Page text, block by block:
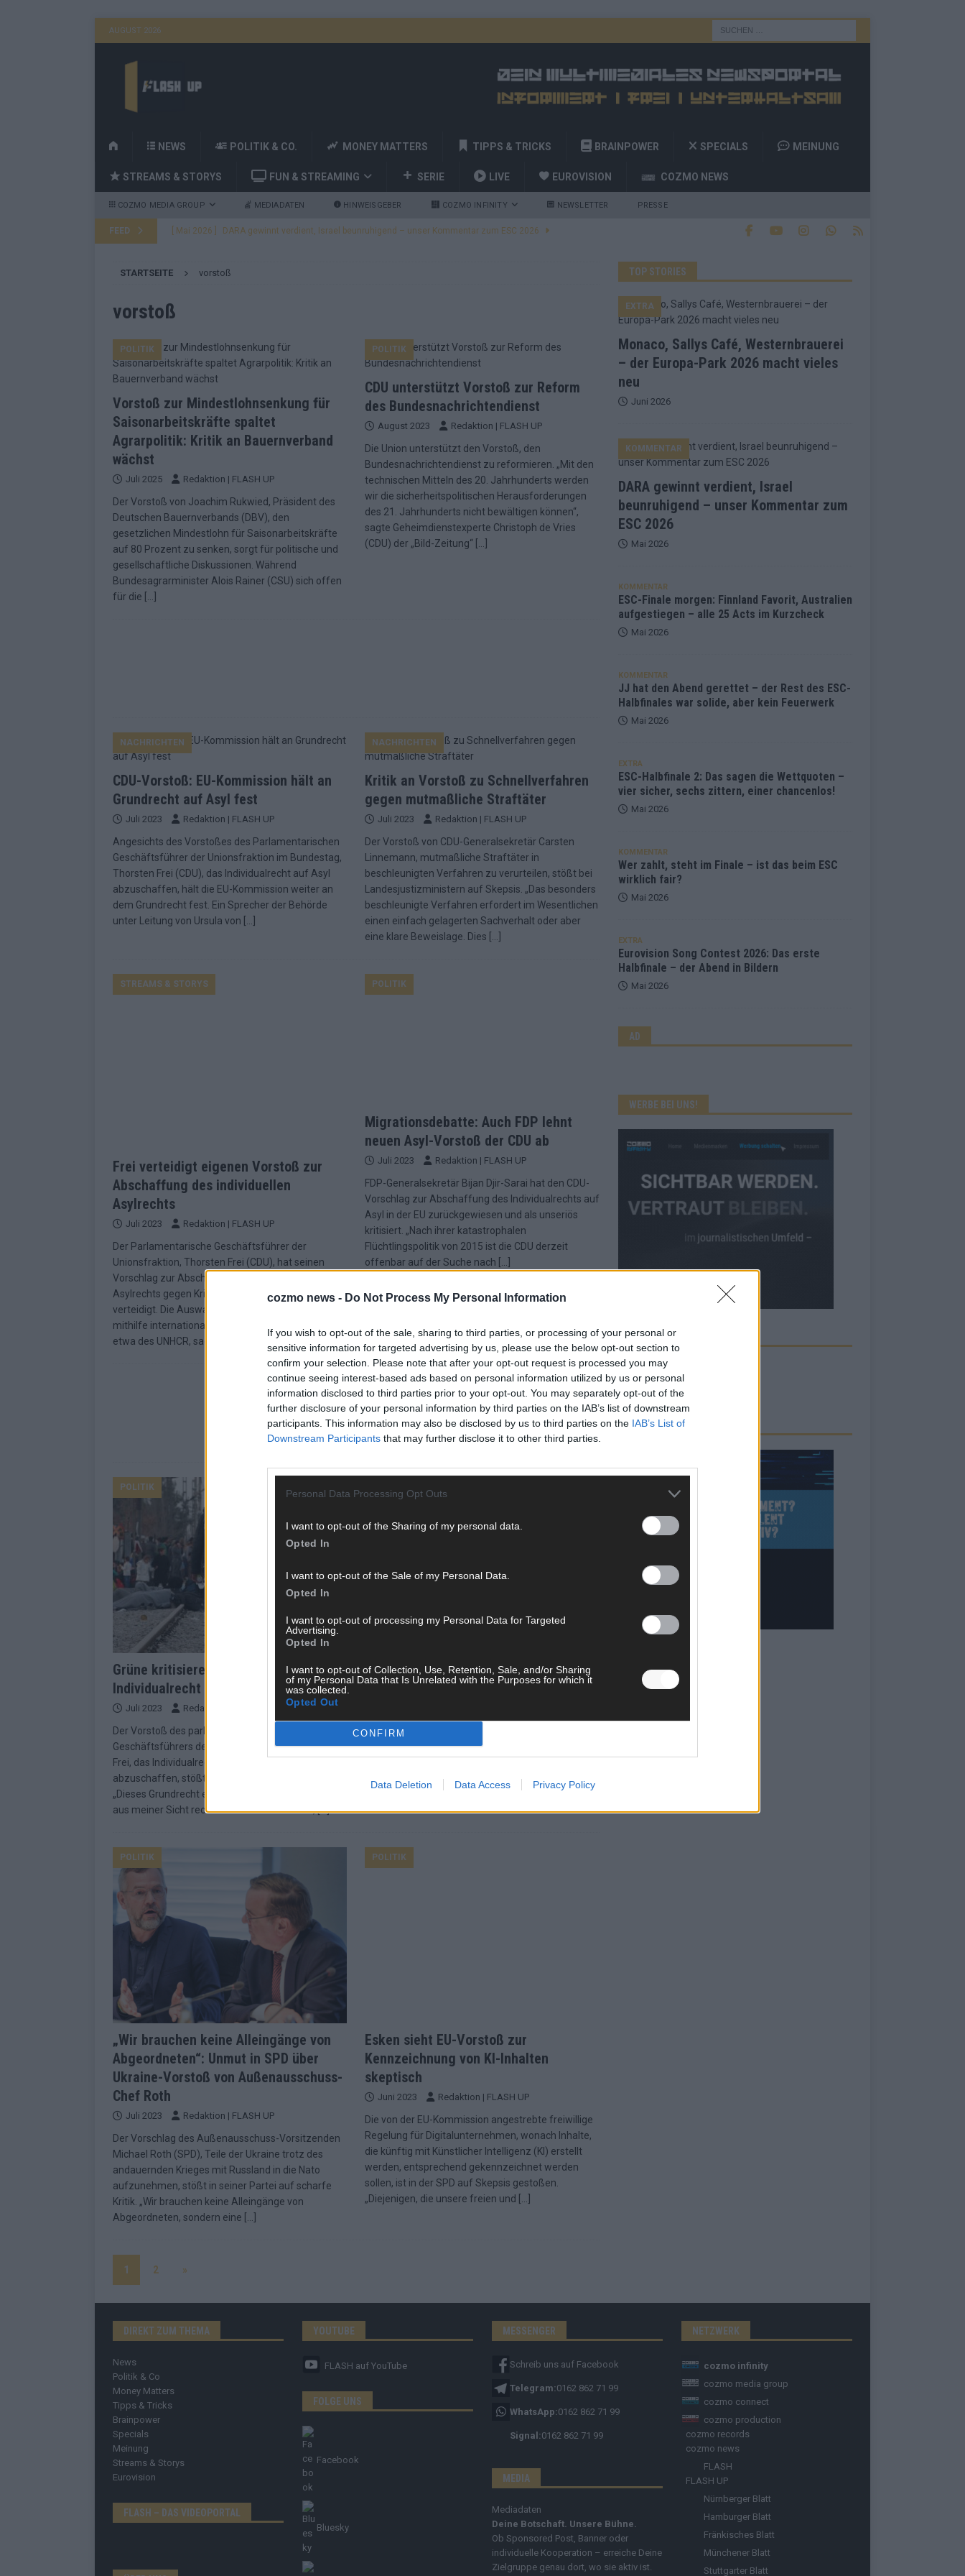
cozmo news - Do Not Process My Personal Information
If you wish to opt-out of the sale, sharing to third parties, or processing of your personal or
sensitive information for targeted advertising by us, please use the below opt-out section to
confirm your selection. Please note that after your opt-out request is processed you may
continue seeing interest-based ads based on personal information utilized by us or personal
information disclosed to third parties prior to your opt-out. You may separately opt-out of the
further disclosure of your personal information by third parties on the IAB’s list of downstream
participants. This information may also be disclosed by us to third parties on the IAB’s List of
Downstream Participants that may further disclose it to other third parties.
Personal Data Processing Opt Outs
I want to opt-out of the Sharing of my personal data.
Opted In
I want to opt-out of the Sale of my Personal Data.
Opted In
I want to opt-out of processing my Personal Data for Targeted
Advertising.
Opted In
I want to opt-out of Collection, Use, Retention, Sale, and/or Sharing
of my Personal Data that Is Unrelated with the Purposes for which it
was collected.
Opted Out
CONFIRM
Data Deletion Data Access Privacy Policy
AUGUST 2026
H
M
E
NEWS POLITIK & CO. MONEY MATTERS TIPPS & TRICKS BRAINPOWER SPECIALS MEINUNG
STREAMS & STORYS FUN & STREAMING SERIE LIVE EUROVISION COZMO NEWS
COZMO MEDIA GROUP MEDIADATEN HINWEISGEBER COZMO INFINITY NEWSLETTER PRESSE
FEED [ Mai 2026 ] DARA gewinnt den ESC – Bulgarien jubelt, Israel sorgt für Diskussionen, Deutschland geht
[ Mai 2026 ]
[ Mai 2026 ] ESC-Finale morgen: Finnland Favorit, Australien aufgestiegen – alle 25 Acts im Kurzcheck
KOMMENTAR
[ Mai 2026 ] „Douze Points“ – wie eine Zahl zur Ikone wurde: 70 Jahre ESC-Wertungsgeschichte!
EUROVISION
Das ESC-Finale ist komplett – 26 Länder wollen den Sieg in Wien EUROVISION
[ Mai 2026 ] JJ hat den Abend gerettet – der Rest des ESC-Halbfinales war solide, aber kein Feuerwerk
KOMMENTAR
[ Mai 2026 ] ESC-Halbfinale 2: Das sagen die Wettquoten – vier sicher, sechs zittern, einer chancenlos!
EXTRA
STARTSEITE vorstoß
vorstoß
POLITIK
Vorstoß zur Mindestlohnsenkung für
Saisonarbeitskräfte spaltet
Agrarpolitik: Kritik an Bauernverband
wächst
Juli 2025 Redaktion | FLASH UP
Der Vorstoß von Joachim Rukwied, Präsident des
Deutschen Bauernverbands (DBV), den
gesetzlichen Mindestlohn für Saisonarbeitskräfte
auf 80 Prozent zu senken, sorgt für politische und
gesellschaftliche Diskussionen. Während
Bundesagrarminister Alois Rainer (CSU) sich offen
für die
POLITIK
CDU unterstützt Vorstoß zur Reform
des Bundesnachrichtendienst
August 2023 Redaktion | FLASH UP
Die Union unterstützt den Vorstoß, den
Bundesnachrichtendienst zu reformieren. „Mit den
technischen Mitteln des 20. Jahrhunderts werden
wir die sicherheitspolitischen Herausforderungen
des 21. Jahrhunderts nicht bewältigen können“,
sagte Geheimdienstexperte Christoph de Vries
(CDU) der „Bild-Zeitung“
NACHRICHTEN
CDU-Vorstoß: EU-Kommission hält an
Grundrecht auf Asyl fest
Juli 2023 Redaktion | FLASH UP
Angesichts des Vorstoßes des Parlamentarischen
Geschäftsführer der Unionsfraktion im Bundestag,
Thorsten Frei (CDU), das Individualrecht auf Asyl
abzuschaffen, hält die EU-Kommission weiter an
dem Grundrecht fest. Ein Sprecher der Behörde
unter Leitung von Ursula von
NACHRICHTEN
Kritik an Vorstoß zu Schnellverfahren
gegen mutmaßliche Straftäter
Juli 2023 Redaktion | FLASH UP
Der Vorstoß von CDU-Generalsekretär Carsten
Linnemann, mutmaßliche Straftäter in
beschleunigten Verfahren zu verurteilen, stößt bei
Landesjustizministern auf Skepsis. „Das besonders
beschleunigte Verfahren erfordert im Wesentlichen
einen einfach gelagerten Sachverhalt oder aber
eine klare Beweislage. Dies
STREAMS & STORYS
Frei verteidigt eigenen Vorstoß zur
Abschaffung des individuellen
Asylrechts
Juli 2023 Redaktion | FLASH UP
Der Parlamentarische Geschäftsführer der
Unionsfraktion, Thorsten Frei (CDU), hat seinen
Vorschlag zur Abschaffung des individuellen
Asylrechts gegen Kritik aus den Ampelparteien
verteidigt. Die Auswahl Schutzbedürftiger müsste
mithilfe internationaler Institutionen geschehen,
etwa des UNHCR, sagte Frei
POLITIK
Migrationsdebatte: Auch FDP lehnt
neuen Asyl-Vorstoß der CDU ab
Juli 2023 Redaktion | FLASH UP
FDP-Generalsekretär Bijan Djir-Sarai hat den CDU-
Vorschlag zur Abschaffung des Individualrechts auf
Asyl in der EU zurückgewiesen und als unseriös
kritisiert. „Nach ihrer katastrophalen
Flüchtlingspolitik von 2015 ist die CDU derzeit
offenbar auf der Suche nach
POLITIK
Grüne kritisieren Unionsvorstoß gegen
Individualrecht auf Asyl
Juli 2023 Redaktion | FLASH UP
Der Vorstoß des parlamentarischen
Geschäftsführers der CDU/CSU-Fraktion, Thorsten
Frei, das Individualrecht auf Asyl in der EU
abzuschaffen, stößt bei den Grünen auf Kritik.
„Dieses Grundrecht einfach wegzugeben, das ist
aus meiner Sicht rechtlich hoch zweifelhaft“,[…]
Völkerrechtsreform: Überparteiliche
Juli 2023 Redaktion | FLASH UP
Außenministerin Annalena Baerbock (Grüne) erhält
Strafbarkeit von Angriffskriegen
parteiübergreifende Zustimmung. „Bislang ist der
Straftatbestand des Verbrechens der Aggression
erfasst“, sagte CDU-Außenpolitiker Roderich
POLITIK
„Wir brauchen keine Alleingänge von
Abgeordneten“: Unmut in SPD über
Ukraine-Vorstoß von Außenausschuss-
Chef Roth
Juli 2023 Redaktion | FLASH UP
Der Vorschlag des Außenausschuss-Vorsitzenden
Michael Roth (SPD), Teile der Ukraine trotz des
andauernden Krieges mit Russland in die Nato
aufzunehmen, stößt in seiner Partei auf scharfe
Kritik. „Wir brauchen keine Alleingänge von
Abgeordneten, sondern eine
POLITIK
Esken sieht EU-Vorstoß zur
Kennzeichnung von KI-Inhalten
skeptisch
Juni 2023 Redaktion | FLASH UP
Die von der EU-Kommission angestrebte freiwillige
Regelung für Digitalunternehmen, wonach Inhalte,
die künftig mit Künstlicher Intelligenz (KI) erstellt
werden, entsprechend gekennzeichnet werden
sollen, ist in der SPD auf Skepsis gestoßen.
„Diejenigen, die unsere freien und
1 2 »
TOP STORIES
Monaco, Sallys Café, Westernbrauerei
– der Europa-Park 2026 macht vieles
neu
EXTRA
Juni 2026
DARA gewinnt verdient, Israel
beunruhigend – unser Kommentar zum
ESC 2026
KOMMENTAR
Mai 2026
KOMMENTAR
ESC-Finale morgen: Finnland Favorit, Australien
aufgestiegen – alle 25 Acts im Kurzcheck
Mai 2026
KOMMENTAR
JJ hat den Abend gerettet – der Rest des ESC-
Halbfinales war solide, aber kein Feuerwerk
Mai 2026
EXTRA
ESC-Halbfinale 2: Das sagen die Wettquoten –
vier sicher, sechs zittern, einer chancenlos!
Mai 2026
KOMMENTAR
Wer zahlt, steht im Finale – ist das beim ESC
wirklich fair?
Mai 2026
EXTRA
Eurovision Song Contest 2026: Das erste
Halbfinale – der Abend in Bildern
Mai 2026
AD
WERBE BEI UNS!
CHECK UNS AUF FACEBOOK
AD
DIREKT ZUM THEMA
News
Politik & Co
Money Matters
Tipps & Tricks
Brainpower
Specials
Meinung
Streams & Storys
Eurovision
FLASH – DAS VIDEOPORTAL
YOUTUBE
FLASH auf YouTube
FOLGE UNS
Facebook
Bluesky
MESSENGER
Schreib uns auf Facebook
Telegram:0162 862 71 99
WhatsApp:0162 862 71 99
Signal:0162 862 71 99
MEDIA
Mediadaten
Deine Botschaft. Unsere Bühne.
Ob Sponsored Post, Banner oder
individuelle Kooperation – erreiche Deine
Zielgruppe genau dort, wo sie aktiv ist.
NETZWERK
cozmo infinity
cozmo media group
cozmo connect
cozmo production
cozmo records
cozmo news
FLASH
FLASH UP
Nürnberger Blatt
Hamburger Blatt
Fränkisches Blatt
Münchener Blatt
Stuttgarter Blatt